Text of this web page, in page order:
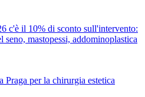
c'è il 10% di sconto sull'intervento:
mastopessi, addominoplastica